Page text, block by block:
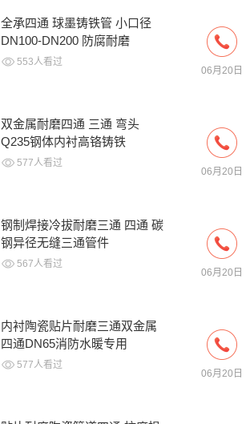
全承四通 球墨铸铁管 小口径
DN100-DN200 防腐耐磨
553人看过
06月20日
双金属耐磨四通 三通 弯头
Q235钢体内衬高铬铸铁
577人看过
06月20日
钢制焊接冷拔耐磨三通 四通 碳
钢异径无缝三通管件
567人看过
06月20日
内衬陶瓷贴片耐磨三通双金属
四通DN65消防水暖专用
577人看过
06月20日